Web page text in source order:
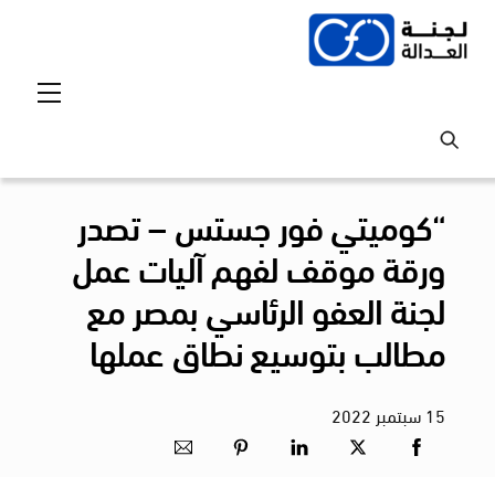
Skip
“كوميتي فور جستس – تصدر
ورقة موقف لفهم آليات عمل
لجنة العفو الرئاسي بمصر مع
مطالب بتوسيع نطاق عملها
15سبتمبر 2022